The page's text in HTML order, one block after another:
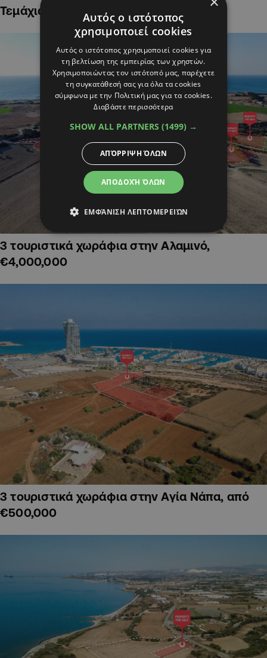
Τεμάχια Γης σε Οικιστικές Περιοχές
3 τουριστικά χωράφια στην Αλαμινό,
€4,000,000
3 τουριστικά χωράφια στην Αγία Νάπα, από
€500,000
Αυτός ο ιστότοπος
χρησιμοποιεί cookies
Αυτός ο ιστότοπος χρησιμοποιεί cookies για
τη βελτίωση της εμπειρίας των χρηστών.
Χρησιμοποιώντας τον ιστότοπό μας, παρέχετε
τη συγκατάθεσή σας για όλα τα cookies
σύμφωνα με την Πολιτική μας για τα cookies.
Διαβάστε περισσότερα
SHOW ALL PARTNERS (1499) →
ΑΠΟΔΟΧΉ ΌΛΩΝ
ΑΠΌΡΡΙΨΗ ΌΛΩΝ
ΕΜΦΆΝΙΣΗ ΛΕΠΤΟΜΕΡΕΙΏΝ